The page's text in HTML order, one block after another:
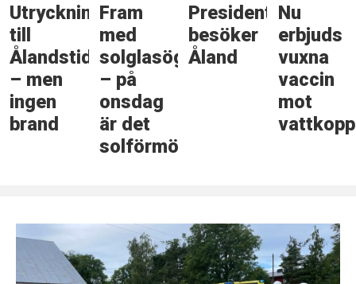
Utryckning
till
Ålandstidningen
– men
ingen
brand
Fram
med
solglasögonen
– på
onsdag
är det
solförmörkelse
Presidenten
besöker
Åland
Nu
erbjuds
vuxna
vaccin
mot